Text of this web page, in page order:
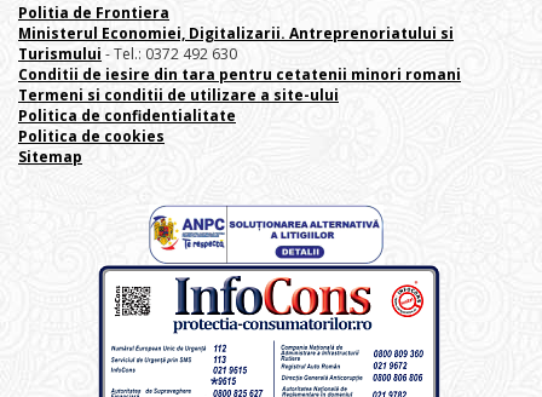
Politia de Frontiera
Ministerul Economiei, Digitalizarii. Antreprenoriatului si
Turismului - Tel.: 0372 492 630
Conditii de iesire din tara pentru cetatenii minori romani
Termeni si conditii de utilizare a site-ului
Politica de confidentialitate
Politica de cookies
Sitemap